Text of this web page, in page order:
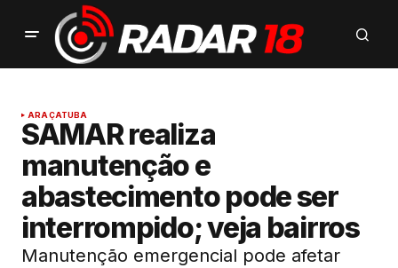
ARAÇATUBA
SAMAR realiza
manutenção e
abastecimento pode ser
interrompido; veja bairros
Manutenção emergencial pode afetar